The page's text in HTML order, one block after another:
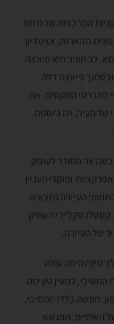
המרכזיות של מחוז
מהארנה, אצטדיון
לב העיר היא פיאצה
פיאצה דלה
למברטי המקסים. את
העיר, ויה ג'וספה
צר החודר לעומק
ומוקדי העניין
העיירה נמצאים
הגְרוֺטֶה דִי קַטוֺלוֺ Grotte di Catullo, קָסְטֶלו סְקָלְייֶרי העתיק
היפה עולה
המסיבי, כמעין טעימה
מונטֶה בָּלְדוֺ המסיבי,
האלפּים, מתנשא